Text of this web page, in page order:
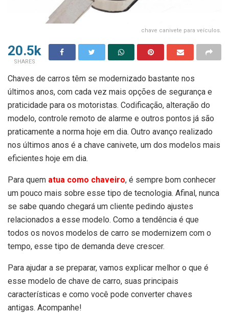
chave canivete para veículos.
20.5k
SHARES
Chaves de carros têm se modernizado bastante nos
últimos anos, com cada vez mais opções de segurança e
praticidade para os motoristas. Codificação, alteração do
modelo, controle remoto de alarme e outros pontos já são
praticamente a norma hoje em dia. Outro avanço realizado
nos últimos anos é a chave canivete, um dos modelos mais
eficientes hoje em dia.
Para quem atua como chaveiro, é sempre bom conhecer
um pouco mais sobre esse tipo de tecnologia. Afinal, nunca
se sabe quando chegará um cliente pedindo ajustes
relacionados a esse modelo. Como a tendência é que
todos os novos modelos de carro se modernizem com o
tempo, esse tipo de demanda deve crescer.
Para ajudar a se preparar, vamos explicar melhor o que é
esse modelo de chave de carro, suas principais
características e como você pode converter chaves
antigas. Acompanhe!